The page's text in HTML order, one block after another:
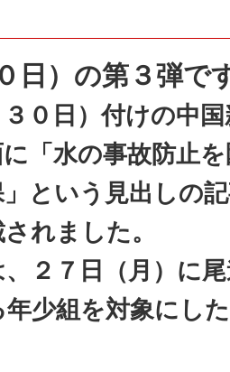
日）の第３弾で
０日）付けの中
に「水の事故防止
という見出しの
れました。
２７日（月）に
少組を対象にし